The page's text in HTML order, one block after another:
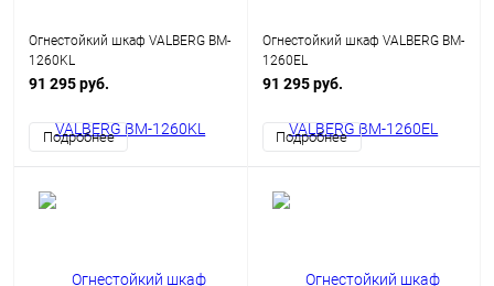
Огнестойкий шкаф VALBERG BM-
1260KL
91 295 руб.
Подробнее
Огнестойкий шкаф VALBERG BM-
1260EL
91 295 руб.
Подробнее